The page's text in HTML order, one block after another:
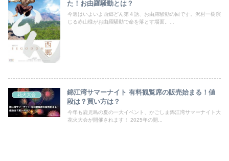
た！お由羅騒動とは？
今週はいよいよ西郷どん第４話、お由羅騒動の回です。沢村一樹演
じる赤山様がお由羅騒動で命を落とす場面。...
花火大会
錦江湾サマーナイト 有料観覧席の販売始まる！値
段は？買い方は？
今年も鹿児島の夏の一大イベント、かごしま錦江湾サマーナイト大
花火大会が開催されます！ 2025年の開...